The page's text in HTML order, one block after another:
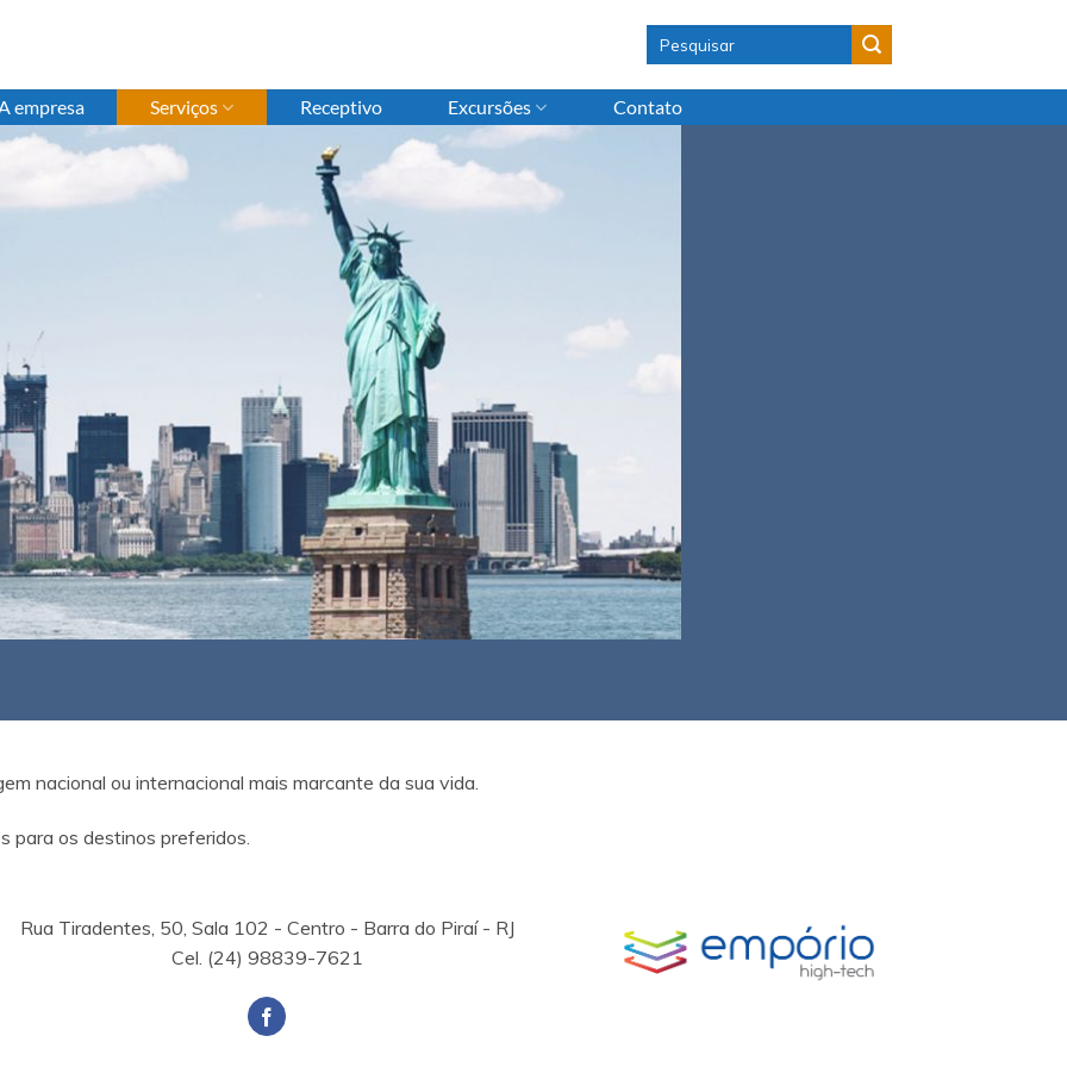
empresa Serviços Receptivo Excursões Contato
nacional ou internacional mais marcante da sua vida.
para os destinos preferidos.
Rua Tiradentes, 50, Sala 102 - Centro - Barra do Piraí - RJ
Cel. (24) 98839-7621